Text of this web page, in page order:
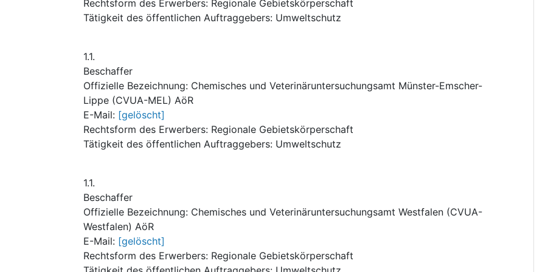
Rechtsform des Erwerbers: Regionale Gebietskörperschaft
Tätigkeit des öffentlichen Auftraggebers: Umweltschutz
1.1.
Beschaffer
Offizielle Bezeichnung: Chemisches und Veterinäruntersuchungsamt Münster-Emscher-
Lippe (CVUA-MEL) AöR
E-Mail: [gelöscht]
Rechtsform des Erwerbers: Regionale Gebietskörperschaft
Tätigkeit des öffentlichen Auftraggebers: Umweltschutz
1.1.
Beschaffer
Offizielle Bezeichnung: Chemisches und Veterinäruntersuchungsamt Westfalen (CVUA-
Westfalen) AöR
E-Mail: [gelöscht]
Rechtsform des Erwerbers: Regionale Gebietskörperschaft